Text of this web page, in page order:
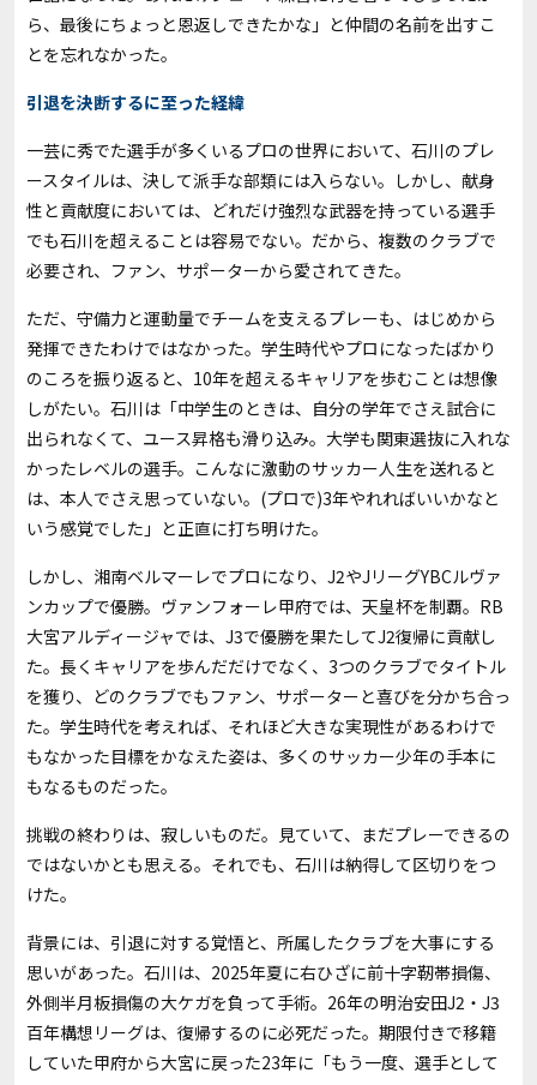
ら、最後にちょっと恩返しできたかな」と仲間の名前を出すこ
とを忘れなかった。
引退を決断するに至った経緯
一芸に秀でた選手が多くいるプロの世界において、石川のプレ
ースタイルは、決して派手な部類には入らない。しかし、献身
性と貢献度においては、どれだけ強烈な武器を持っている選手
でも石川を超えることは容易でない。だから、複数のクラブで
必要され、ファン、サポーターから愛されてきた。
ただ、守備力と運動量でチームを支えるプレーも、はじめから
発揮できたわけではなかった。学生時代やプロになったばかり
のころを振り返ると、10年を超えるキャリアを歩むことは想像
しがたい。石川は「中学生のときは、自分の学年でさえ試合に
出られなくて、ユース昇格も滑り込み。大学も関東選抜に入れな
かったレベルの選手。こんなに激動のサッカー人生を送れると
は、本人でさえ思っていない。(プロで)3年やれればいいかなと
いう感覚でした」と正直に打ち明けた。
しかし、湘南ベルマーレでプロになり、J2やJリーグYBCルヴァ
ンカップで優勝。ヴァンフォーレ甲府では、天皇杯を制覇。RB
大宮アルディージャでは、J3で優勝を果たしてJ2復帰に貢献し
た。長くキャリアを歩んだだけでなく、3つのクラブでタイトル
を獲り、どのクラブでもファン、サポーターと喜びを分かち合っ
た。学生時代を考えれば、それほど大きな実現性があるわけで
もなかった目標をかなえた姿は、多くのサッカー少年の手本に
もなるものだった。
挑戦の終わりは、寂しいものだ。見ていて、まだプレーできるの
ではないかとも思える。それでも、石川は納得して区切りをつ
けた。
背景には、引退に対する覚悟と、所属したクラブを大事にする
思いがあった。石川は、2025年夏に右ひざに前十字靭帯損傷、
外側半月板損傷の大ケガを負って手術。26年の明治安田J2・J3
百年構想リーグは、復帰するのに必死だった。期限付きで移籍
していた甲府から大宮に戻った23年に「もう一度、選手として